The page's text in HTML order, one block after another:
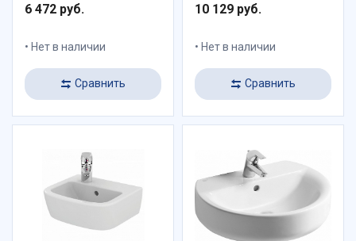
6 472 руб.
Нет в наличии
Сравнить
10 129 руб.
Нет в наличии
Сравнить